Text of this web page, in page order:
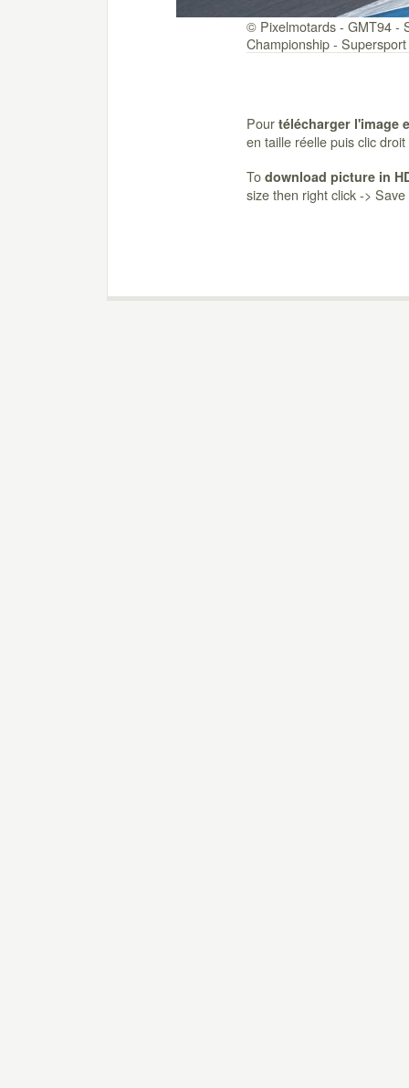
© Pixelmotards - GMT94 -
Championship -
Pour télécharger l'image
en taille réelle puis clic
To download picture in
size then right click ->